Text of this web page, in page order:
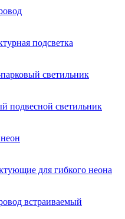
подсветка
светильник
подвесной светильник
для гибкого неона
встраиваемый